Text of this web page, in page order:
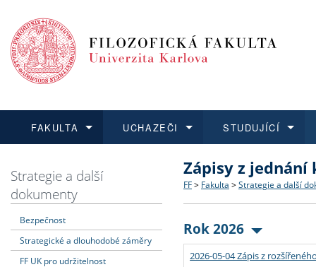
FAKULTA
Dozvědět se více
Struktura a historie
Strategie a další
Podpora a benefity pro
UCHAZEČI
Podat přihlášku
Co studovat a jak se
Učitelské studijní
Informace k průběhu
STUDUJÍCÍ
Dozvědět se více
Bakalářské a magisterské
Doktorské studium
Rigorózní řízení
Dozvědět se více
O vědě a výzkumu na FF
Akademické kvalifikace
Granty a projekty
Dozvědět se více
Aktuální nabídky a
Vyjíždějící studenti
Přijíždějící studenti
Strategie a další
dokumenty
Bezpečnost
Strategické a dlouhodobé záměry
FF UK pro udržitelnost
Zápisy z jednání
FF > Fakulta > Strategie a další
Rok 2026
2026-05-04 Zápis z